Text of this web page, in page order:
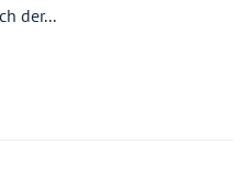
der...